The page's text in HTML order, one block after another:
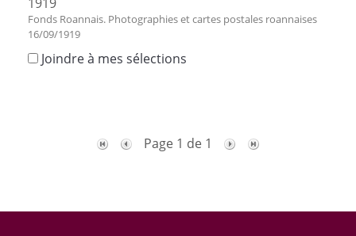
Fonds Roannais. Photographies et cartes postales roannaises
16/09/1919
Joindre à mes sélections
Page 1 de 1